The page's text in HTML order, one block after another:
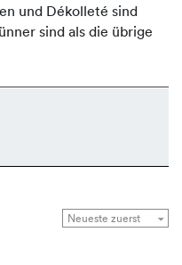
und Dékolleté sind
sind als die übrige
stark der Sonne
Falten. Die
die zarten